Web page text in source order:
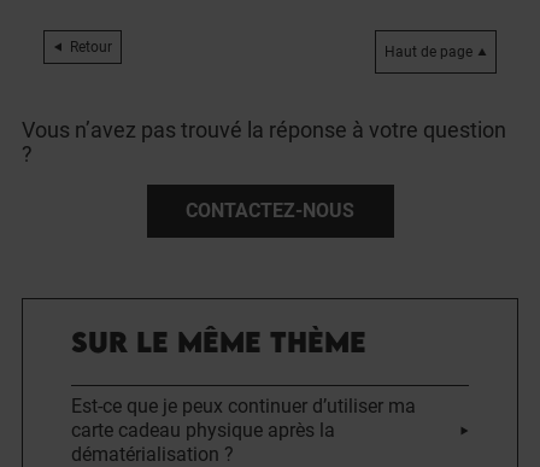
Retour Haut de page
Vous n’avez pas trouvé la réponse à votre question
?
CONTACTEZ-NOUS
SUR LE MÊME THÈME
Est-ce que je peux continuer d’utiliser ma
carte cadeau physique après la
dématérialisation ?